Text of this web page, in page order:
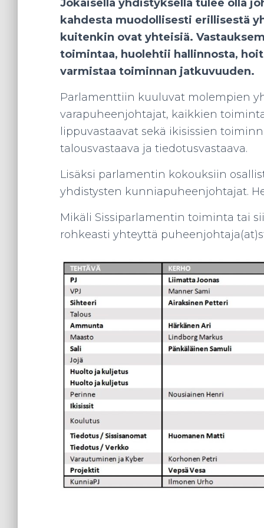
Jokaisella yhdistyksellä tulee olla
kahdesta muodollisesti erillisestä
kuitenkin ovat yhteisiä.
toimintaa, huolehtii hallinnosta,
varmistaa toiminnan jatkuvuuden.
Parlamenttiin kuuluvat molempien
varapuheenjohtajat, kaikkien
lippuvastaavat sekä ikisissien
talousvastaava ja tiedotusvastaava.
Lisäksi parlamentin kokouksiin
yhdistysten kunniapuheenjohtajat.
Mikäli Sissiparlamentin toiminta tai
rohkeasti yhteyttä